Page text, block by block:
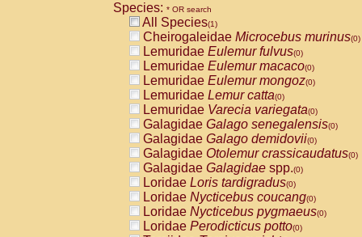
CebidaeCebus capucinus
CebidaeCebus nigrivittatus
CebidaeCebus spp.(0)
CebidaeSaimiri boliviensis(0)
CebidaeSaimiri sciureus(0)
AtelidaeAlouatta caraya(0)
AtelidaeAlouatta fusca(0)
AtelidaeAlouatta seniculus(0)
AtelidaeAlouattaspp.(0)
AtelidaeAteles belzebuth(0)
AtelidaeAteles geoffroyi(0)
AtelidaeAteles paniscus(0)
AtelidaeAtelesspp.(0)
AtelidaeLagothrix lagothricha(0)
AtelidaeLagothrix lagothricha cana
PitheciidaeCacajao calvus
Species: * OR search
All Species(1)
Cheirogaleidae Microcebus murinus(0)
Lemuridae Eulemur fulvus(0)
Lemuridae Eulemur macaco(0)
Lemuridae Eulemur mongoz(0)
Lemuridae Lemur catta(0)
Lemuridae Varecia variegata(0)
Galagidae Galago senegalensis(0)
Galagidae Galago demidovii(0)
Galagidae Otolemur crassicaudatus(0)
Galagidae Galagidae spp.(0)
Loridae Loris tardigradus(0)
Loridae Nycticebus coucang(0)
Loridae Nycticebus pygmaeus(0)
Loridae Perodicticus potto(0)